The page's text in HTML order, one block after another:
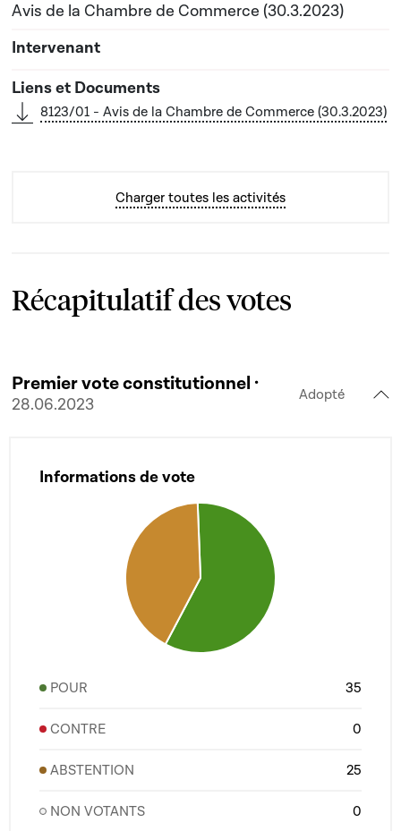
Avis de la Chambre de Commerce (30.3.2023)
8123/01 - Avis de la Chambre de Commerce (30.3.2023)
Charger toutes les activités
Récapitulatif des votes
Premier vote constitutionnel ·
28.06.2023
Adopté
Informations de vote
POUR 35
CONTRE 0
ABSTENTION 25
NON VOTANTS 0